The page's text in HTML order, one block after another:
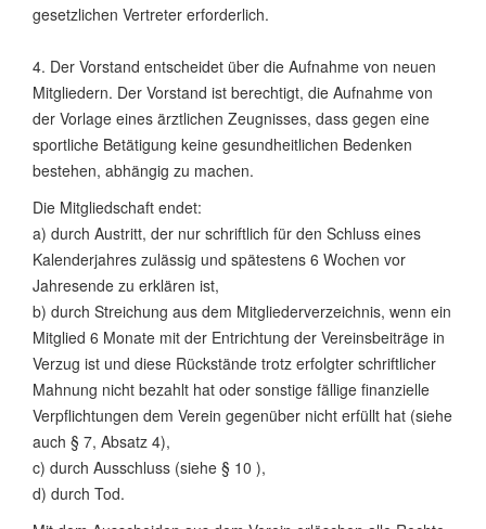
gesetzlichen Vertreter erforderlich.
4. Der Vorstand entscheidet über die Aufnahme von neuen
Mitgliedern. Der Vorstand ist berechtigt, die Aufnahme von
der Vorlage eines ärztlichen Zeugnisses, dass gegen eine
sportliche Betätigung keine gesundheitlichen Bedenken
bestehen, abhängig zu machen.
Die Mitgliedschaft endet:
a) durch Austritt, der nur schriftlich für den Schluss eines
Kalenderjahres zulässig und spätestens 6 Wochen vor
Jahresende zu erklären ist,
b) durch Streichung aus dem Mitgliederverzeichnis, wenn ein
Mitglied 6 Monate mit der Entrichtung der Vereinsbeiträge in
Verzug ist und diese Rückstände trotz erfolgter schriftlicher
Mahnung nicht bezahlt hat oder sonstige fällige finanzielle
Verpflichtungen dem Verein gegenüber nicht erfüllt hat (siehe
auch § 7, Absatz 4),
c) durch Ausschluss (siehe § 10 ),
d) durch Tod.